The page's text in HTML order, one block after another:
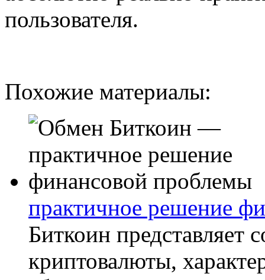
пользователя.
Похожие материалы:
практичное решение
Биткоин представляет
криптовалюты,